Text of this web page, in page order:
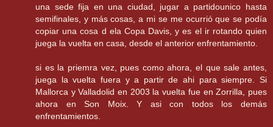
una sede fija en una ciudad, jugar a partidounico hasta
semifinales, y más cosas, a mi se me ocurrió que se podía
copiar una cosa d ela Copa Davis, y es el ir rotando quien
juega la vuelta en casa, desde el anterior enfrentamiento.
si es la priemra vez, pues como ahora, el que sale antes,
juega la vuelta fuera y a partir de ahi para siempre. Si
Mallorca y Valladolid en 2003 la vuelta fue en Zorrilla, pues
ahora en Son Moix. Y asi con todos los demás
enfrentamientos.